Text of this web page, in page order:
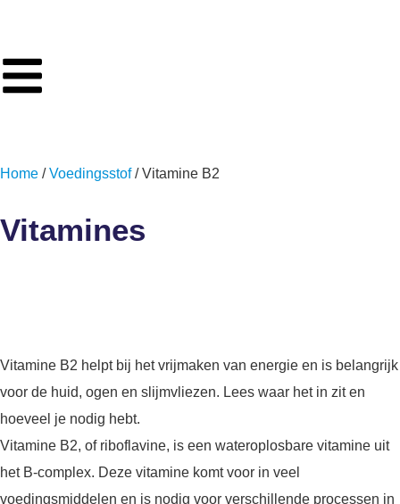
Home /Voedingsstof/ Vitamine B2
Vitamines
Vitamine B2 helpt bij het vrijmaken van energie en is belangrijk
voor de huid, ogen en slijmvliezen. Lees waar het in zit en
hoeveel je nodig hebt.
Vitamine B2, of riboflavine, is een wateroplosbare vitamine uit
het B-complex. Deze vitamine komt voor in veel
voedingsmiddelen en is nodig voor verschillende processen in